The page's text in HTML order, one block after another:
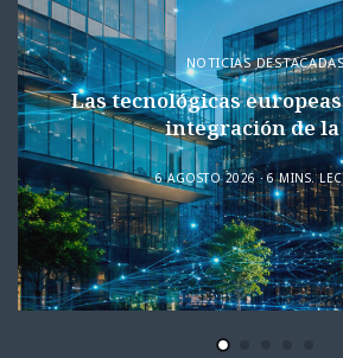
NOTICIAS
Las tecnológicas
integración de la
6 AGOSTO 2026 6 MINS.